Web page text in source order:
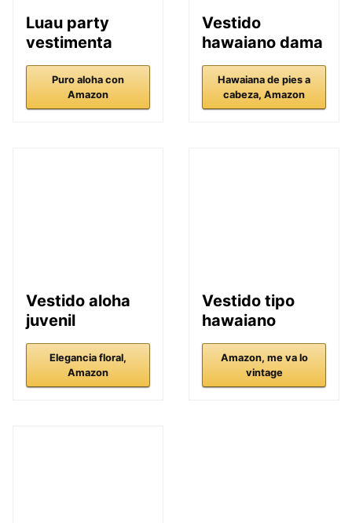
Luau party
vestimenta
Puro aloha con
Amazon
Vestido
hawaiano dama
Hawaiana de pies a
cabeza, Amazon
Vestido aloha
juvenil
Elegancia floral,
Amazon
Vestido tipo
hawaiano
Amazon, me va lo
vintage